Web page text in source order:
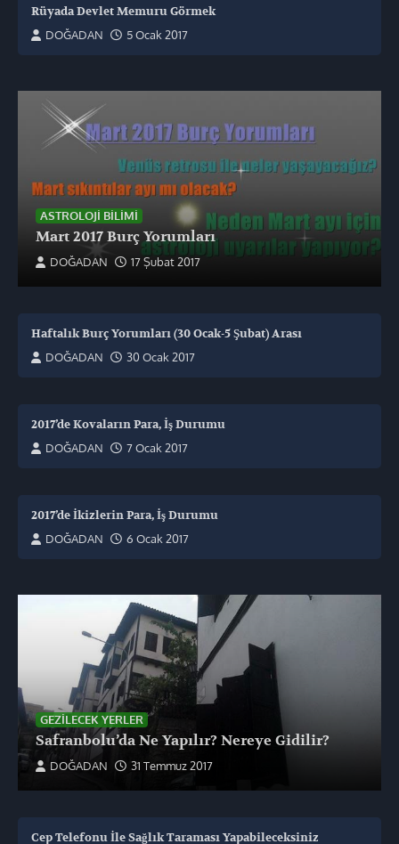
Rüyada Devlet Memuru Görmek
DOĞADAN
5 Ocak 2017
ASTROLOJI BILIMI
Mart 2017 Burç Yorumları
DOĞADAN 17 Şubat 2017
Haftalık Burç Yorumları (30 Ocak-5 Şubat) Arası
DOĞADAN
30 Ocak 2017
2017’de Kovaların Para, İş Durumu
DOĞADAN
7 Ocak 2017
2017’de İkizlerin Para, İş Durumu
DOĞADAN
6 Ocak 2017
GEZILECEK YERLER
Safranbolu’da Ne Yapılır? Nereye Gidilir?
DOĞADAN 31 Temmuz 2017
Cep Telefonu İle Sağlık Taraması Yapabileceksiniz